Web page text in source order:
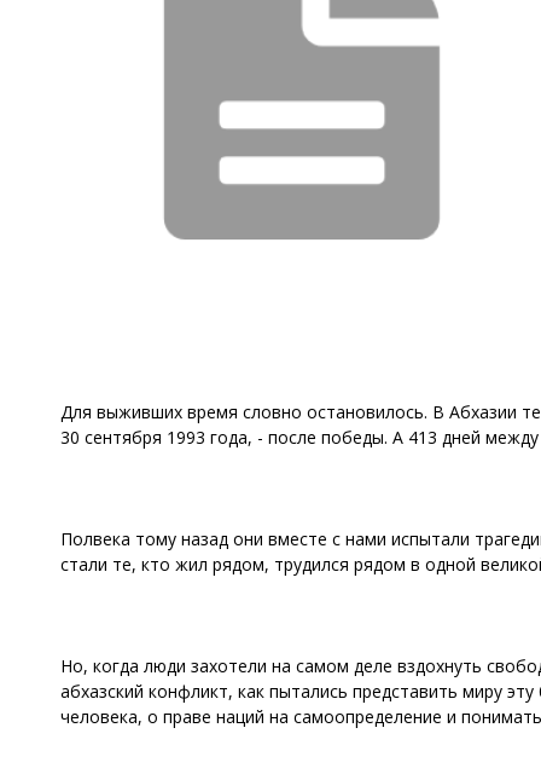
Для выживших время словно остановилось. В Абхазии
30 сентября 1993 года, - после победы. А 413 дней
Полвека тому назад они вместе с нами испытали
стали те, кто жил рядом, трудился рядом в одной
Но, когда люди захотели на самом деле вздохнуть
абхазский конфликт, как пытались представить миру
человека, о праве наций на самоопределение и